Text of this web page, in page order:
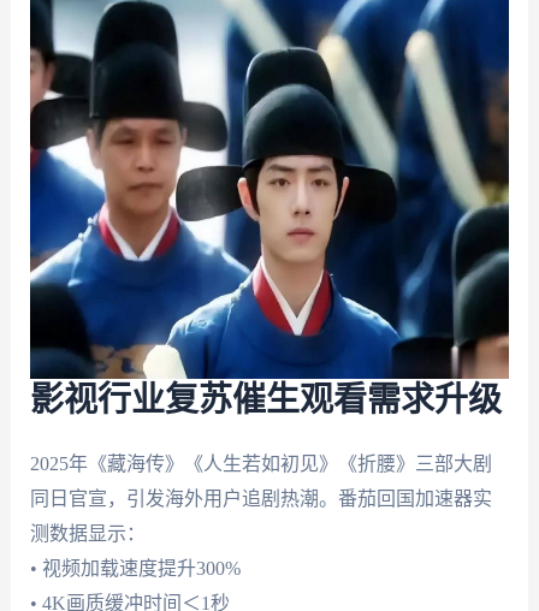
影视行业复苏催生观看需求升级
2025年《藏海传》《人生若如初见》《折腰》三部大剧
同日官宣，引发海外用户追剧热潮。番茄回国加速器实
测数据显示：
• 视频加载速度提升300%
• 4K画质缓冲时间＜1秒